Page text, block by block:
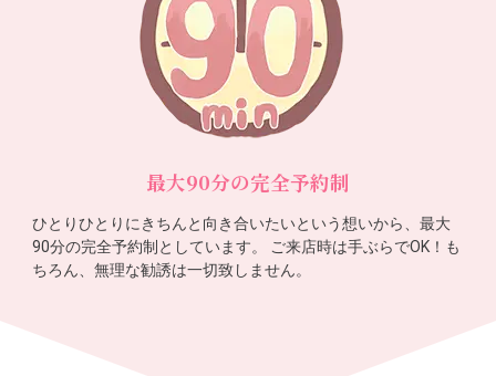
最大90分の完全予約制
ひとりひとりにきちんと向き合いたいという想いから、最大
90分の完全予約制としています。 ご来店時は手ぶらでOK！も
ちろん、無理な勧誘は一切致しません。